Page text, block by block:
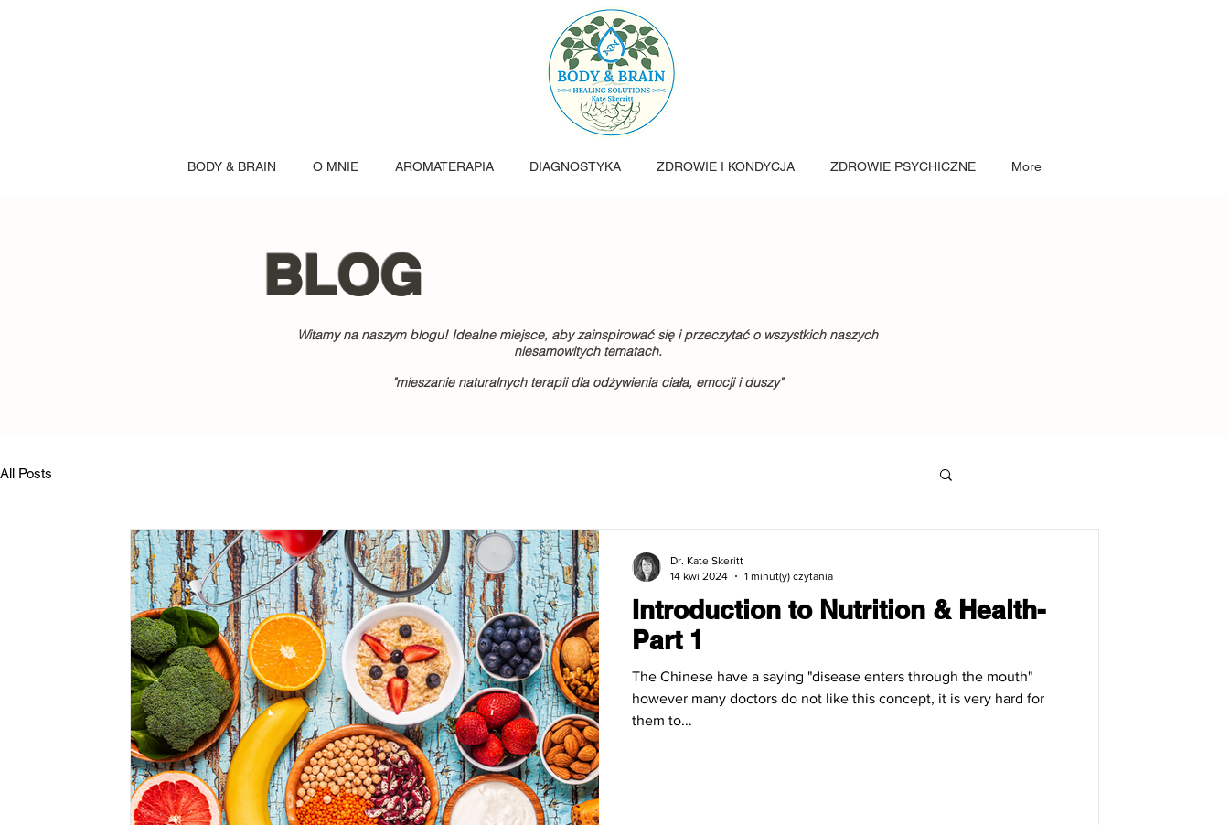
BODY & BRAIN O MNIE AROMATERAPIA DIAGNOSTYKA ZDROWIE I KONDYCJA ZDROWIE PSYCHICZNE More
BLOG
Witamy na naszym blogu! Idealne miejsce, aby zainspirować się i przeczytać o wszystkich naszych
niesamowitych tematach.
"mieszanie naturalnych terapii dla odżywienia ciała, emocji i duszy"
All Posts
Introduction to Nutrition & Health-
Part 1
The Chinese have a saying "disease enters through the mouth"
however many doctors do not like this concept, it is very hard for
them to...
Dr. Kate Skeritt
14 kwi 2024
1 minut(y) czytania